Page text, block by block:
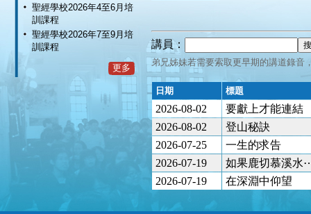
聖經學校2026年4至6月培
訓課程
聖經學校2026年7至9月培
訓課程
更多
講員：
弟兄姊妹若需要索取更早期的講道錄音
日期 標題
2026-08-02
要獻上才能連結
2026-08-02
登山秘訣
2026-07-25
一生的求告
2026-07-19
如果鹿切慕溪
2026-07-19
在深淵中仰望